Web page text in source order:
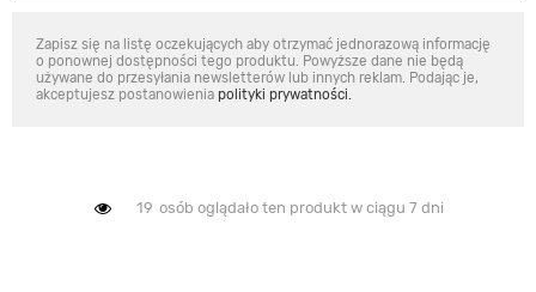
Zapisz się na listę oczekujących aby otrzymać jednorazową informację
o ponownej dostępności tego produktu. Powyższe dane nie będą
używane do przesyłania newsletterów lub innych reklam. Podając je,
akceptujesz postanowienia polityki prywatności.
19 osób oglądało ten produkt w ciągu 7 dni